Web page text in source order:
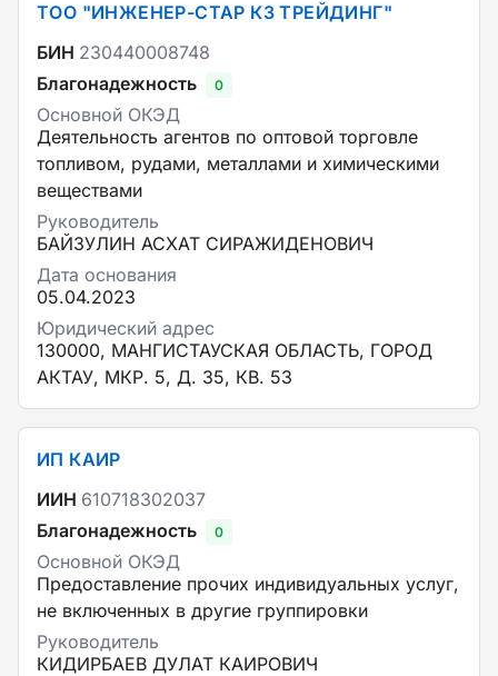
ТОО "ИНЖЕНЕР-СТАР КЗ ТРЕЙДИНГ"
БИН 230440008748
Благонадежность
0
Основной ОКЭД
Деятельность агентов по оптовой торговле
топливом, рудами, металлами и химическими
веществами
Руководитель
БАЙЗУЛИН АСХАТ СИРАЖИДЕНОВИЧ
Дата основания
05.04.2023
Юридический адрес
130000, МАНГИСТАУСКАЯ ОБЛАСТЬ, ГОРОД
АКТАУ, МКР. 5, Д. 35, КВ. 53
ИП КАИР
ИИН 610718302037
Благонадежность
0
Основной ОКЭД
Предоставление прочих индивидуальных услуг,
не включенных в другие группировки
Руководитель
КИДИРБАЕВ ДУЛАТ КАИРОВИЧ